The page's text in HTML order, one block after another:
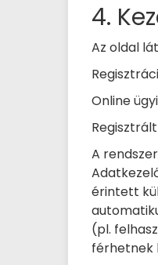
4.
Az oldal
Online
A
érintett
(pl.
férhetnek